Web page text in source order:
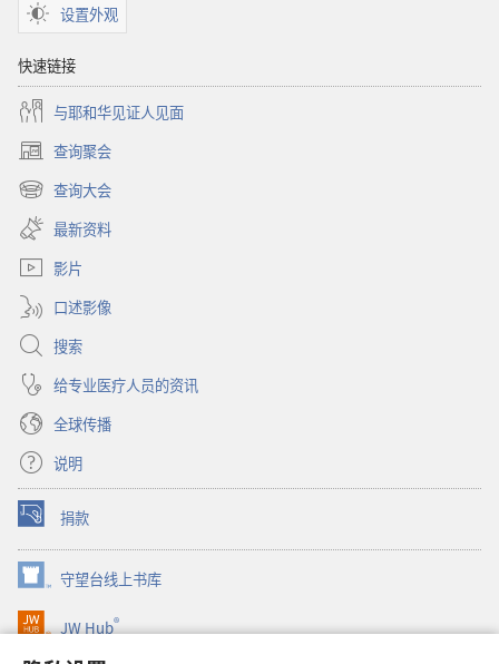
设置外观
快速链接
与耶和华见证人见面
查询聚会
（打
开
新
窗
口）
查询大会
（打
开
新
窗
最新资料
影片
口述影像
搜索
给专业医疗人员的资讯
全球传播
说明
捐款
（打
开
新
窗
口）
守望台线上书库
（打
开
新
JW Hub®
（打
开